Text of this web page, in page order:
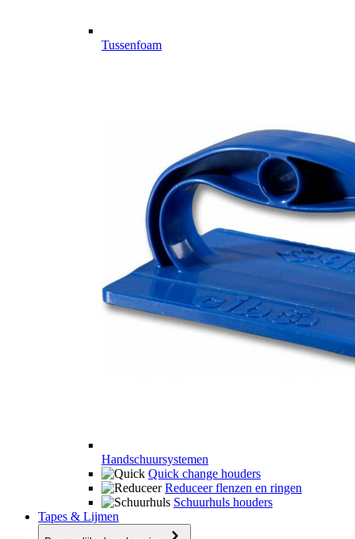
Tussenfoam
Handschuursystemen
Quick change houders
Reduceer flenzen en ringen
Schuurhuls houders
Tapes & Lijmen